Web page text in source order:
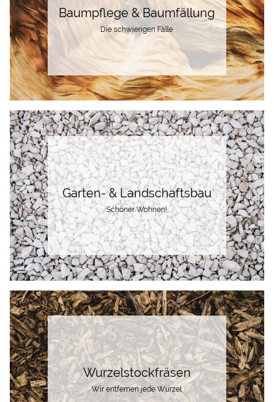
Baumpflege & Baumfällung
Die schwierigen Fälle
Garten- & Landschaftsbau
Schöner Wohnen!
Wurzelstockfräsen
Wir entfernen jede Wurzel